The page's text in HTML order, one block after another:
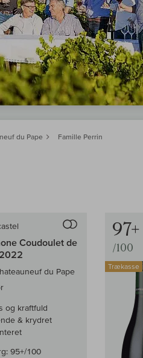
du Pape Famille Perrin
Coudoulet de
du Pape
og kraftfuld
& krydret
95+/100
97+
/100
Trækasse